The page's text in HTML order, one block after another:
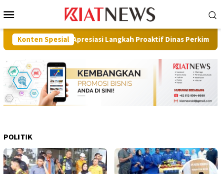
ke
Mobile
Konten Spesial
Barat Apresiasi Langkah Proaktif Dinas Perkim Pilot
POLITIK